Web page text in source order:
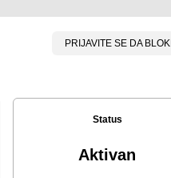
PRIJAVITE SE DA
Status
Aktivan